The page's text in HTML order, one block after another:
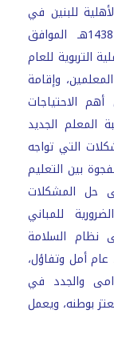
للبنين في
الرياض ، انطلقت يوم الثلاثاء 14/12/ 1438هـ الموافق
التربوية للعام
وإقامة
الاحتياجات
المعلم الجديد
التي تواجه
بين التعليم
حل المشكلات
للمباني
نظام السلامة
أمل وتفاؤل،
والجدد في
بوطنه، ويعمل